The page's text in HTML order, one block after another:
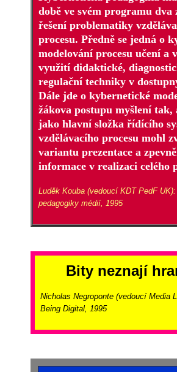
době ve svém programu dva
řešení problematiky
procesu. Předně se jedná o
modelování procesu učení a
využití didaktické,
regulační techniky v
Dále jde o kybernetické
žákova postupu myšlení tak,
jako hlavní složka řídícího
vzdělávacího procesu mohl
variantu prezentace a
informace v realizaci celého
Luděk Kouba (vedoucí KDT PedF
pedagogiky médií, 1995
Bity neznají
Nicholas Negroponte (vedoucí Media
Being Digital, 1995